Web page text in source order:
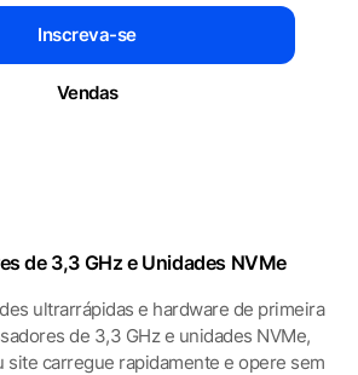
Inscreva-se
Vendas
de 3,3 GHze Unidades NVMe
ultrarrápidas e hardware de primeira
de 3,3 GHz e unidades NVMe,
site carregue rapidamente e opere sem